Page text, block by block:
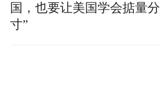
国，也要让美国学会掂量分
寸”